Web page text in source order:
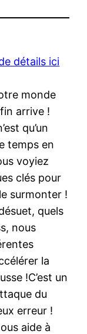
détails ici
monde
arrive !
qu’un
temps en
voyiez
clés pour
surmonter !
quels
nous
la
!C’est un
du
erreur !
aide à